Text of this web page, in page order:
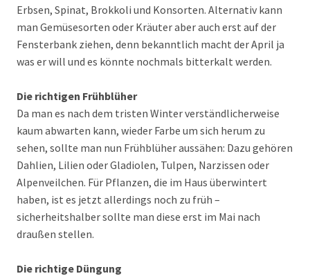
Erbsen, Spinat, Brokkoli und Konsorten. Alternativ kann
man Gemüsesorten oder Kräuter aber auch erst auf der
Fensterbank ziehen, denn bekanntlich macht der April ja
was er will und es könnte nochmals bitterkalt werden.
Die richtigen Frühblüher
Da man es nach dem tristen Winter verständlicherweise
kaum abwarten kann, wieder Farbe um sich herum zu
sehen, sollte man nun Frühblüher aussähen: Dazu gehören
Dahlien, Lilien oder Gladiolen, Tulpen, Narzissen oder
Alpenveilchen. Für Pflanzen, die im Haus überwintert
haben, ist es jetzt allerdings noch zu früh –
sicherheitshalber sollte man diese erst im Mai nach
draußen stellen.
Die richtige Düngung